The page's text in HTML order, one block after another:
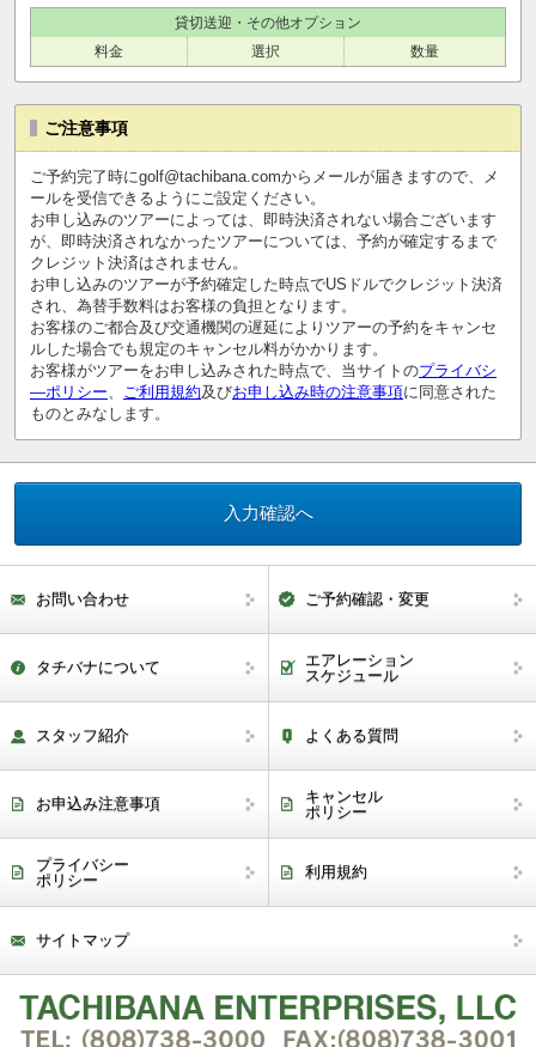
貸切送迎・その他オプション
料金
選択 数量
ご注意事項
ご予約完了時にgolf@tachibana.comからメールが届きますので、メ
ールを受信できるようにご設定ください。
お申し込みのツアーによっては、即時決済されない場合ございます
が、即時決済されなかったツアーについては、予約が確定するまで
クレジット決済はされません。
お申し込みのツアーが予約確定した時点でUSドルでクレジット決済
され、為替手数料はお客様の負担となります。
お客様のご都合及び交通機関の遅延によりツアーの予約をキャンセ
ルした場合でも規定のキャンセル料がかかります。
お客様がツアーをお申し込みされた時点で、当サイトのプライバシ
―ポリシー
ご利用規約及びお申し込み時の注意事項に同意された
ものとみなします。
お問い合わせ ご予約確認・変更
タチバナについて
エアレーション
スケジュール
スタッフ紹介 よくある質問
お申込み注意事項
キャンセル
ポリシー
プライバシー
ポリシー
利用規約
サイトマップ